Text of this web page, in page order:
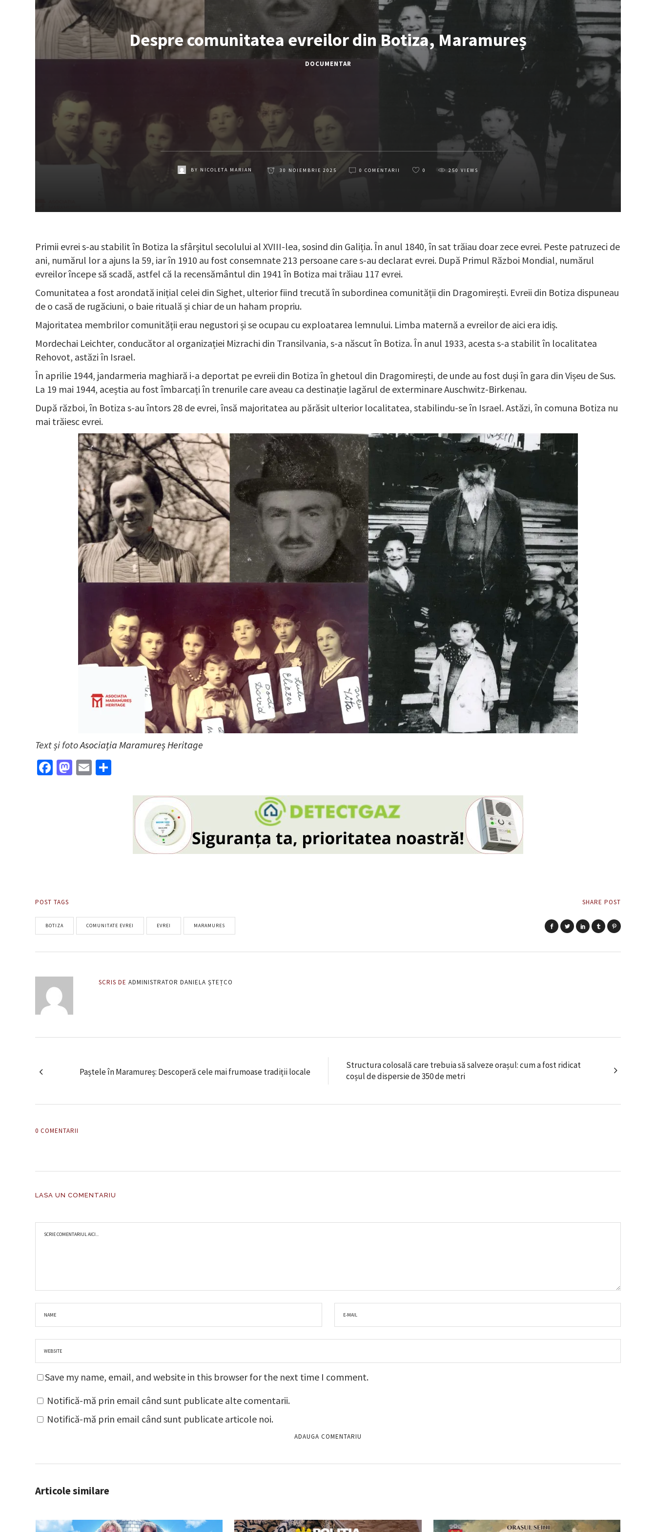
Despre comunitatea evreilor din Botiza, Maramureș
DOCUMENTAR
BY NICOLETA MARIAN 30 NOIEMBRIE 2025 0 COMENTARII 0 250 VIEWS
Primii evrei s-au stabilit în Botiza la sfârșitul secolului al XVIII-lea, sosind din Galiția. În anul 1840, în sat trăiau doar zece evrei. Peste patruzeci de
ani, numărul lor a ajuns la 59, iar în 1910 au fost consemnate 213 persoane care s-au declarat evrei. După Primul Război Mondial, numărul
evreilor începe să scadă, astfel că la recensământul din 1941 în Botiza mai trăiau 117 evrei.
Comunitatea a fost arondată inițial celei din Sighet, ulterior fiind trecută în subordinea comunității din Dragomirești. Evreii din Botiza dispuneau
de o casă de rugăciuni, o baie rituală și chiar de un haham propriu.
Majoritatea membrilor comunității erau negustori și se ocupau cu exploatarea lemnului. Limba maternă a evreilor de aici era idiș.
Mordechai Leichter, conducător al organizației Mizrachi din Transilvania, s-a născut în Botiza. În anul 1933, acesta s-a stabilit în localitatea
Rehovot, astăzi în Israel.
În aprilie 1944, jandarmeria maghiară i-a deportat pe evreii din Botiza în ghetoul din Dragomirești, de unde au fost duși în gara din Vișeu de Sus.
La 19 mai 1944, aceștia au fost îmbarcați în trenurile care aveau ca destinație lagărul de exterminare Auschwitz-Birkenau.
După război, în Botiza s-au întors 28 de evrei, însă majoritatea au părăsit ulterior localitatea, stabilindu-se în Israel. Astăzi, în comuna Botiza nu
mai trăiesc evrei.
Text și fotoAsociația Maramureș Heritage
Facebook
Mastodon
Email
POST TAGS
BOTIZA COMUNITATE EVREI EVREI MARAMURES
SHARE POST
SCRIS DE ADMINISTRATOR DANIELA ȘTEȚCO
Paștele în Maramureș: Descoperă cele mai frumoase tradiții locale
Structura colosală care trebuia să salveze orașul: cum a fost ridicat
coșul de dispersie de 350 de metri
0 COMENTARII
LASA UN COMENTARIU
Save my name, email, and website in this browser for the next time I comment.
Notifică-mă prin email când sunt publicate alte comentarii.
Notifică-mă prin email când sunt publicate articole noi.
Articole similare